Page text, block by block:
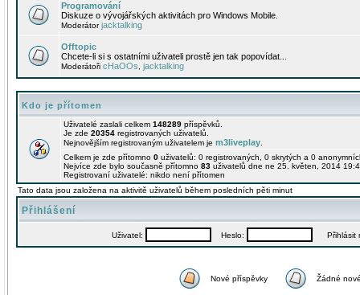
Programování
Diskuze o vývojářských aktivitách pro Windows Mobile.
Moderátorjacktalking
Offtopic
Chcete-li si s ostatními uživateli prostě jen tak popovídat...
Moderátoři cHaOOs jacktalking
Kdo je přítomen
Uživatelé zaslali celkem 148289 příspěvků.
Je zde 20354 registrovaných uživatelů.
Nejnovějším registrovaným uživatelem je m3liveplay
Celkem je zde přítomno 0 uživatelů: 0 registrovaných, 0 skrytých a 0
Nejvíce zde bylo současně přítomno 83 uživatelů dne ne 25. květen, 2014
Registrovaní uživatelé: nikdo není přítomen
Tato data jsou založena na aktivitě uživatelů během posledních pěti minut
Přihlášení
Uživatel: Heslo: Přihlásit
Nové příspěvky Žádné